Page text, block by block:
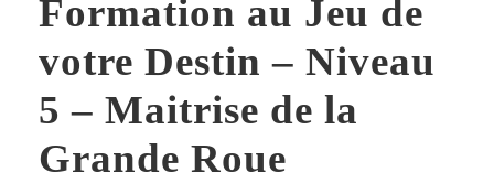
Formation au Jeu de
votre Destin – Niveau
5 – Maitrise de la
Grande Roue